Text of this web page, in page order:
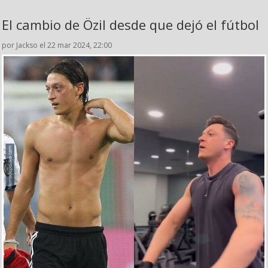
El cambio de Özil desde que dejó el fútbol
por Jackso el 22 mar 2024, 22:00